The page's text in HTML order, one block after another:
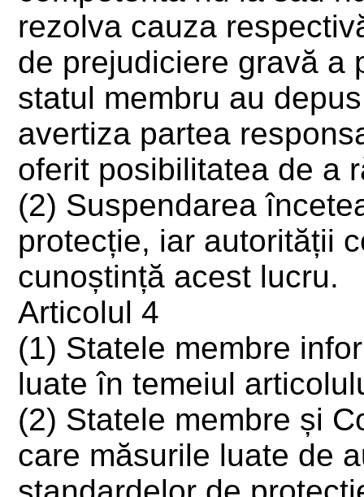
rezolva cauza
de prejudiciere gravă a
statul membru au
avertiza partea
oferit posibilitatea de a
(2) Suspendarea
protecție, iar autorității
cunoștință acest lucru.
Articolul 4
(1) Statele membre
luate în temeiul
(2) Statele membre și
care măsurile luate de